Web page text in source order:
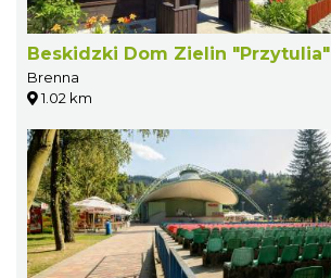
Beskidzki Dom Zielin "Przytulia"
Brenna
1.02 km